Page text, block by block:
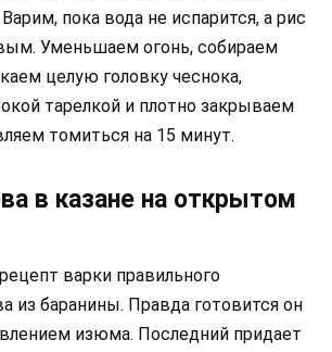
пока вода не испарится, а рис
Уменьшаем огонь, собираем
целую головку чеснока,
тарелкой и плотно закрываем
томиться на 15 минут.
в казане на открытом
варки правильного
из баранины. Правда готовится он
изюма. Последний придает